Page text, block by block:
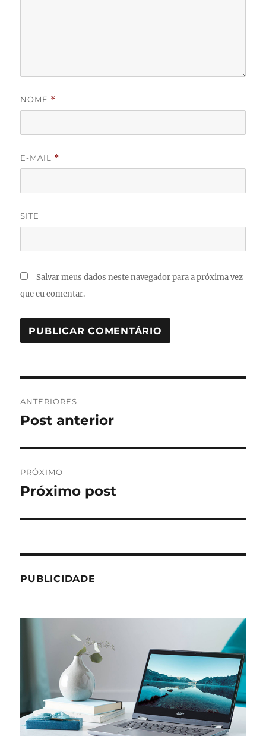
NOME *
E-MAIL *
SITE
Salvar meus dados neste navegador para a próxima vez
que eu comentar.
de
ANTERIORES
Post
Post anterior
PRÓXIMO
Próximo
Próximo post
PUBLICIDADE